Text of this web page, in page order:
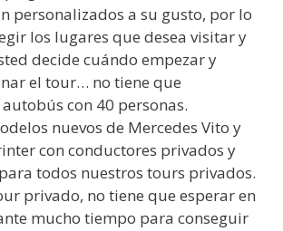
personalizados a su gusto, por lo
los lugares que desea visitar y
decide cuándo empezar y
el tour… no tiene que
con 40 personas.
nuevos de Mercedes Vito y
con conductores privados y
todos nuestros tours privados.
privado, no tiene que esperar en
mucho tiempo para conseguir